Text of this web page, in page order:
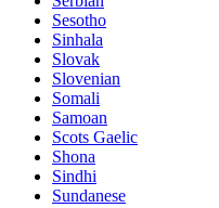
Sesotho
Sinhala
Slovak
Slovenian
Somali
Samoan
Scots Gaelic
Shona
Sindhi
Sundanese